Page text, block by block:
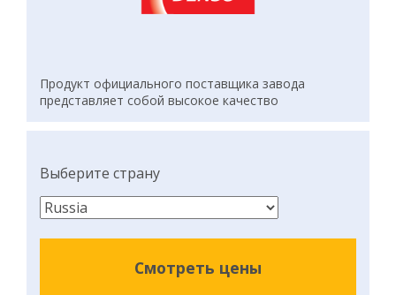
Продукт официального поставщика завода
представляет собой высокое качество
Выберите страну
Смотреть цены